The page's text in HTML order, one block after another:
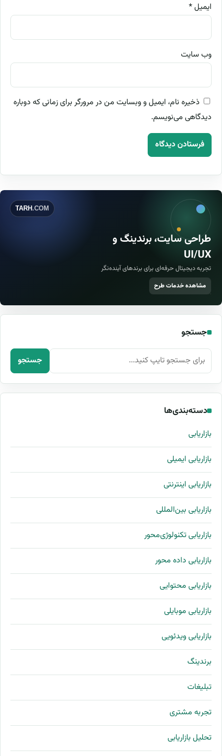
ایمیل*
وب‌ سایت
ذخیره نام، ایمیل و وبسایت من در مرورگر برای زمانی که دوباره
دیدگاهی می‌نویسم.
TARH .COM
طراحی سایت، برندینگ و
UI/UX
تجربه دیجیتال حرفه‌ای برای برندهای آینده‌نگر
مشاهده خدمات طرح
جستجو
جستجو برای: جستجو
دسته‌بندی‌ها
بازاریابی
بازاریابی ایمیلی
بازاریابی اینترنتی
بازاریابی بین‌المللی
بازاریابی تکنولوژی‌محور
بازاریابی داده محور
بازاریابی محتوایی
بازاریابی موبایلی
بازاریابی ویدئویی
برندینگ
تبلیغات
تجربه مشتری
تحلیل بازاریابی